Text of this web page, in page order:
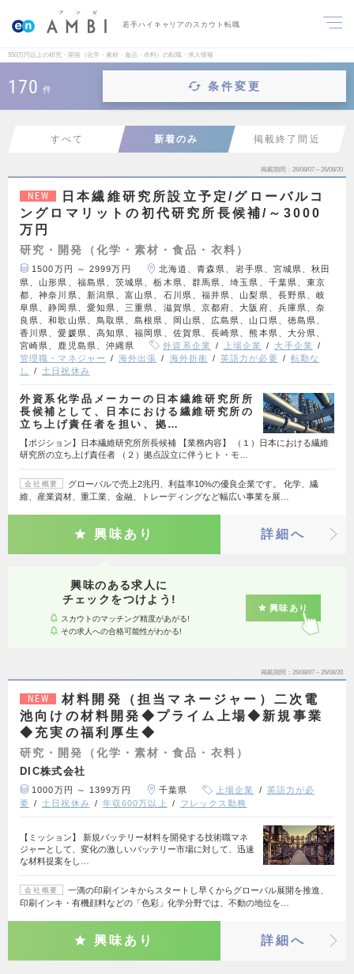
若手ハイキャリアのスカウト転職
550万円以上の研究・開発（化学・素材・食品・衣料）の転職・求人情報
170 件 条件変更
すべて 新着のみ 掲載終了間近
掲載期間 26/08/07～26/08/20
NEW
日本繊維研究所設立予定/グローバルコ
ングロマリットの初代研究所長候補/～3000
万円
研究・開発（化学・素材・食品・衣料）
1500万円 ～ 2999万円
北海道、青森県、岩手県、宮城県、秋田
県、山形県、福島県、茨城県、栃木県、群馬県、埼玉県、千葉県、東京
都、神奈川県、新潟県、富山県、石川県、福井県、山梨県、長野県、岐
阜県、静岡県、愛知県、三重県、滋賀県、京都府、大阪府、兵庫県、奈
良県、和歌山県、鳥取県、島根県、岡山県、広島県、山口県、徳島県、
香川県、愛媛県、高知県、福岡県、佐賀県、長崎県、熊本県、大分県、
宮崎県、鹿児島県、沖縄県
外資系企業 上場企業
大手企業
管理職・マネジャー
海外出張 海外折衝 英語力が必要
転勤な
し
土日祝休み
外資系化学品メーカーの日本繊維研究所所
長候補として、日本における繊維研究所の
立ち上げ責任者を担い、拠…
【ポジション】日本繊維研究所所長候補 【業務内容】 （１）日本における繊維
研究所の立ち上げ責任者 （２）拠点設立に伴うヒト・モ…
会社概要
グローバルで売上2兆円、利益率10%の優良企業です。 化学、繊
維、産業資材、重工業、金融、トレーディングなど幅広い事業を展…
興味あり 詳細へ
興味のある求人に
チェックをつけよう!
スカウトのマッチング精度があがる!
その求人への合格可能性がわかる!
興味あり
掲載期間 26/08/07～26/08/20
NEW
材料開発（担当マネージャー）二次電
池向けの材料開発◆プライム上場◆新規事業
◆充実の福利厚生◆
研究・開発（化学・素材・食品・衣料）
DIC株式会社
1000万円 ～ 1399万円 千葉県 上場企業
英語力が必
要
土日祝休み 年収600万以上 フレックス勤務
【ミッション】 新規バッテリー材料を開発する技術職マネ
ジャーとして、変化の激しいバッテリー市場に対して、迅速
な材料提案をし…
会社概要
一滴の印刷インキからスタートし早くからグローバル展開を推進、
印刷インキ・有機顔料などの「色彩」化学分野では、不動の地位を…
興味あり 詳細へ